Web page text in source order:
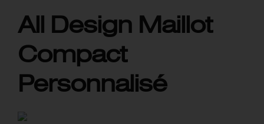
All Design Maillot
Compact
Personnalisé